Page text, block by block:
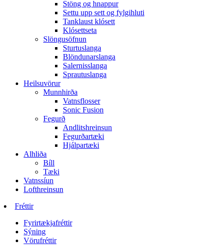
Stöng og hnappur
Settu upp sett og fylgihluti
Tanklaust klósett
Klósettseta
Slöngusöfnun
Sturtuslanga
Blöndunarslanga
Salernisslanga
Sprautuslanga
Heilsuvörur
Munnhirða
Vatnsflosser
Sonic Fusion
Fegurð
Andlitshreinsun
Fegurðartæki
Hjálpartæki
Alhliða
Bíll
Tæki
Vatnssíun
Lofthreinsun
Fréttir
Fyrirtækjafréttir
Sýning
Vörufréttir